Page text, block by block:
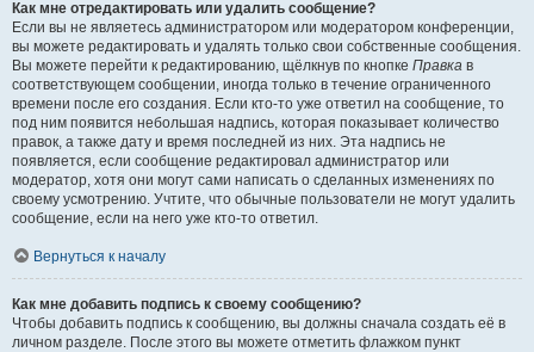
Как мне отредактировать или удалить сообщение?
Если вы не являетесь администратором или модератором конференции,
вы можете редактировать и удалять только свои собственные сообщения.
Вы можете перейти к редактированию, щёлкнув по кнопке Правка в
соответствующем сообщении, иногда только в течение ограниченного
времени после его создания. Если кто-то уже ответил на сообщение, то
под ним появится небольшая надпись, которая показывает количество
правок, а также дату и время последней из них. Эта надпись не
появляется, если сообщение редактировал администратор или
модератор, хотя они могут сами написать о сделанных изменениях по
своему усмотрению. Учтите, что обычные пользователи не могут удалить
сообщение, если на него уже кто-то ответил.
Вернуться к началу
Как мне добавить подпись к своему сообщению?
Чтобы добавить подпись к сообщению, вы должны сначала создать её в
личном разделе. После этого вы можете отметить флажком пункт